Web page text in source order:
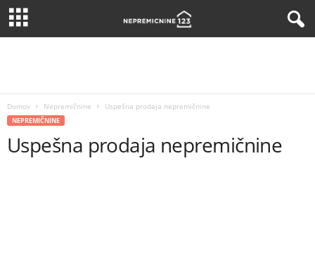
Domov Nepremičnine Uspešna prodaja nepremičnine
NEPREMIČNINE
Uspešna prodaja nepremičnine